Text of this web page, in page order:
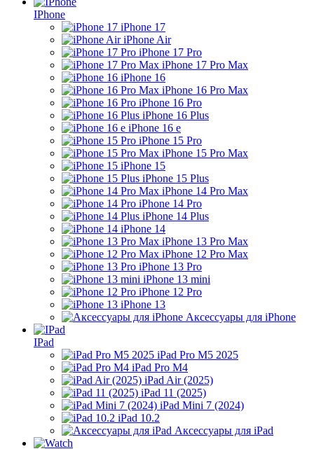
IPhone
iPhone 17
iPhone Air
iPhone 17 Pro
iPhone 17 Pro Max
iPhone 16
iPhone 16 Pro Max
iPhone 16 Pro
iPhone 16 Plus
iPhone 16 e
iPhone 15 Pro
iPhone 15 Pro Max
iPhone 15
iPhone 15 Plus
iPhone 14 Pro Max
iPhone 14 Pro
iPhone 14 Plus
iPhone 14
iPhone 13 Pro Max
iPhone 12 Pro Max
iPhone 13 Pro
iPhone 13 mini
iPhone 12 Pro
iPhone 13
Аксессуары для iPhone
IPad
iPad Pro M5 2025
iPad Pro M4
iPad Air (2025)
iPad 11 (2025)
iPad Mini 7 (2024)
iPad 10.2
Аксессуары для iPad